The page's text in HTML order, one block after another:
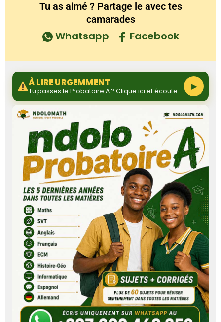
Tu as aimé ? Partage le avec tes
camarades
Whatsapp Facebook
À LIRE URGEMMENT
Tu passes le Probatoire A ? Clique ici et écoute. ▶